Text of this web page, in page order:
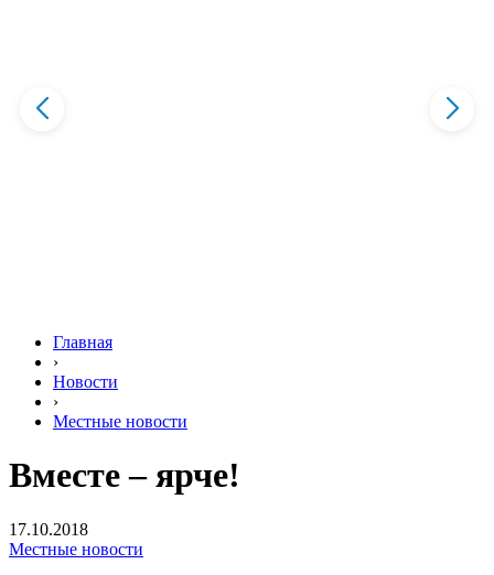
Главная
›
Новости
›
Местные новости
Вместе – ярче!
17.10.2018
Местные новости